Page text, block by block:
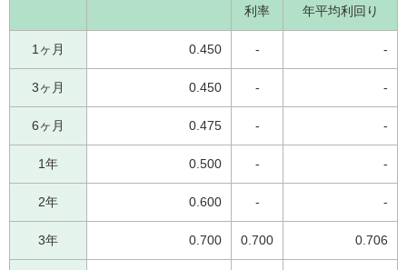
利率 年平均利回り
1ヶ月 0.450 - -
3ヶ月 0.450 - -
6ヶ月 0.475 - -
1年 0.500 - -
2年 0.600 - -
3年 0.700 0.700 0.706